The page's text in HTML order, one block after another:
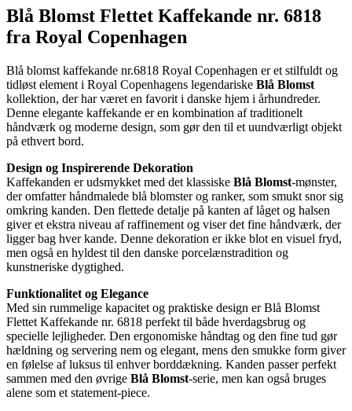
Blå Blomst Flettet Kaffekande nr. 6818
fra Royal Copenhagen
Blå blomst kaffekande nr.6818 Royal Copenhagen er et stilfuldt og
tidløst element i Royal Copenhagens legendariske Blå Blomst
kollektion, der har været en favorit i danske hjem i århundreder.
Denne elegante kaffekande er en kombination af traditionelt
håndværk og moderne design, som gør den til et uundværligt objekt
på ethvert bord.
Design og Inspirerende Dekoration
Kaffekanden er udsmykket med det klassiske Blå Blomst-mønster,
der omfatter håndmalede blå blomster og ranker, som smukt snor sig
omkring kanden. Den flettede detalje på kanten af låget og halsen
giver et ekstra niveau af raffinement og viser det fine håndværk, der
ligger bag hver kande. Denne dekoration er ikke blot en visuel fryd,
men også en hyldest til den danske porcelænstradition og
kunstneriske dygtighed.
Funktionalitet og Elegance
Med sin rummelige kapacitet og praktiske design er Blå Blomst
Flettet Kaffekande nr. 6818 perfekt til både hverdagsbrug og
specielle lejligheder. Den ergonomiske håndtag og den fine tud gør
hældning og servering nem og elegant, mens den smukke form giver
en følelse af luksus til enhver borddækning. Kanden passer perfekt
sammen med den øvrige Blå Blomst-serie, men kan også bruges
alene som et statement-piece.